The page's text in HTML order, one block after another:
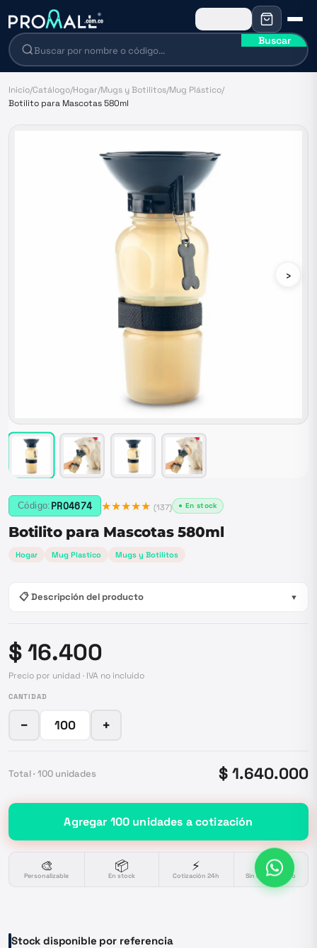
Buscar
Inicio/Catálogo/Hogar/Mugs y Botilitos/Mug Plástico/
Botilito para Mascotas 580ml
›
Código: PRO4674 ★★★★★ (137) ● En stock
Botilito para Mascotas 580ml
Hogar Mug Plastico Mugs y Botilitos
📋 Descripción del producto ▼
$ 16.400
Precio por unidad · IVA no incluido
CANTIDAD
− +
Total · 100 unidades $ 1.640.000
Agregar 100 unidades a cotización
🎨
Personalizable
📦
En stock
⚡
Cotización 24h
🔒
Sin compromiso
Stock disponible por referencia